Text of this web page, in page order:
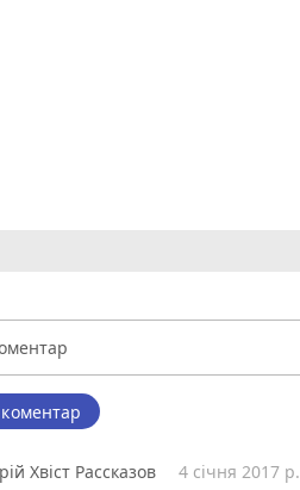
Хвіст Рассказов 4 січня 2017 р.